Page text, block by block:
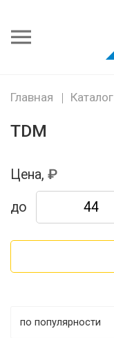
Главная Каталог
TDM
Цена,
до
по популярности